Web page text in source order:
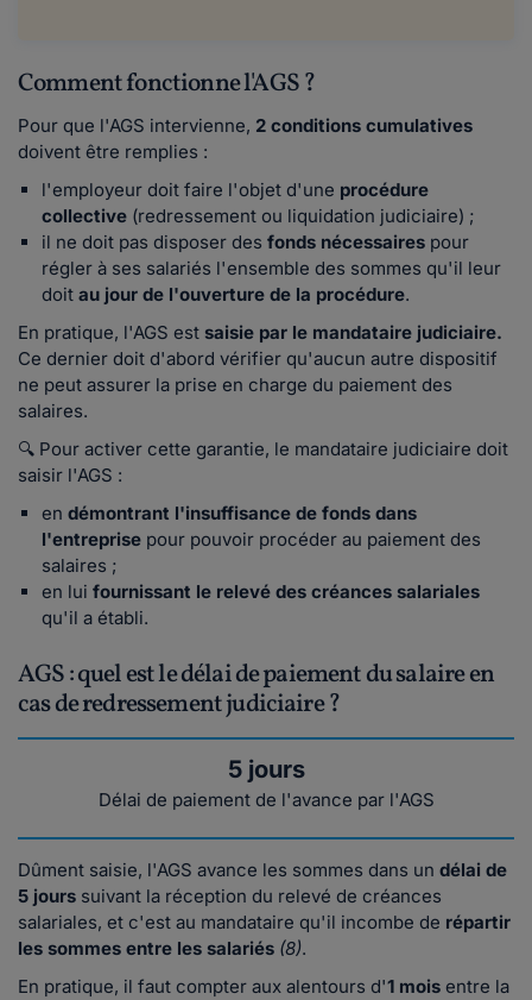
Comment fonctionne l'AGS ?
Pour que l'AGS intervienne, 2 conditions cumulatives
doivent être remplies :
l'employeur doit faire l'objet d'une procédure
collective (redressement ou liquidation judiciaire) ;
il ne doit pas disposer des fonds nécessaires pour
régler à ses salariés l'ensemble des sommes qu'il leur
doit au jour de l'ouverture de la procédure.
En pratique, l'AGS est saisie par le mandataire judiciaire.
Ce dernier doit d'abord vérifier qu'aucun autre dispositif
ne peut assurer la prise en charge du paiement des
salaires.
🔍 Pour activer cette garantie, le mandataire judiciaire doit
saisir l'AGS :
en démontrant l'insuffisance de fonds dans
l'entreprise pour pouvoir procéder au paiement des
salaires ;
en lui fournissant le relevé des créances salariales
qu'il a établi.
AGS : quel est le délai de paiement du salaire en
cas de redressement judiciaire ?
5 jours
Délai de paiement de l'avance par l'AGS
Dûment saisie, l'AGS avance les sommes dans un délai de
5 jours suivant la réception du relevé de créances
salariales, et c'est au mandataire qu'il incombe de répartir
les sommes entre les salariés (8).
En pratique, il faut compter aux alentours d'1 mois entre la